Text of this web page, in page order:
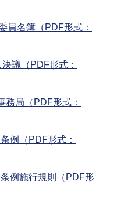
員名簿（PDF形式：
議（PDF形式：
務局（PDF形式：
例（PDF形式：
例施行規則（PDF形